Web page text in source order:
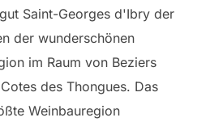
Saint-Georges d'Ibry der
der wunderschönen
im Raum von Beziers
des Thongues. Das
Weinbauregion